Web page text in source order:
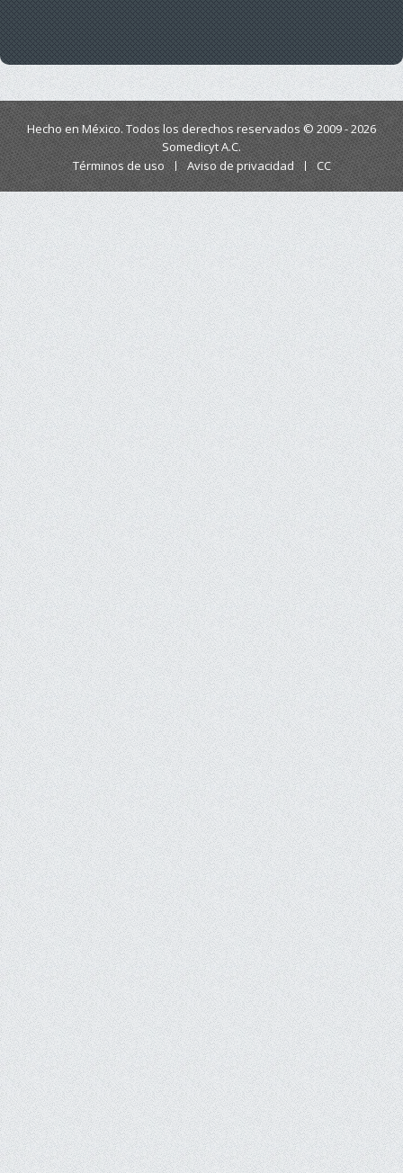
Hecho en México. Todos los derechos reservados © 2009 - 2026
Somedicyt A.C.
Términos de uso
Aviso de privacidad CC